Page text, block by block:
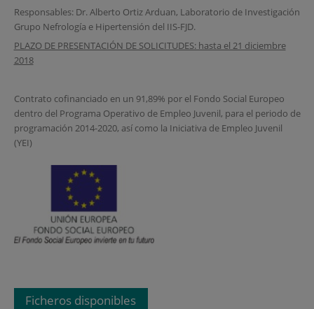
Responsables: Dr. Alberto Ortiz Arduan, Laboratorio de Investigación
Grupo Nefrología e Hipertensión del IIS-FJD.
PLAZO DE PRESENTACIÓN DE SOLICITUDES: hasta el 21 diciembre
2018
Contrato cofinanciado en un 91,89% por el Fondo Social Europeo
dentro del Programa Operativo de Empleo Juvenil, para el periodo de
programación 2014-2020, así como la Iniciativa de Empleo Juvenil
(YEI)
Ficheros disponibles